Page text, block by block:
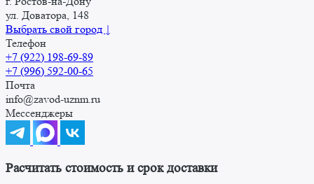
ул. Доватора, 148
Выбрать свой город ↓
Телефон
+7 (922) 198-69-89
+7 (996) 592-00-65
Почта
info@zavod-uznm.ru
Мессенджеры
Расчитать стоимость и срок доставки